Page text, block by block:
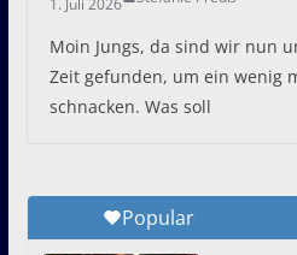
Moin Jungs, da sind wir nun
Zeit gefunden, um ein wenig
schnacken. Was soll
Popular